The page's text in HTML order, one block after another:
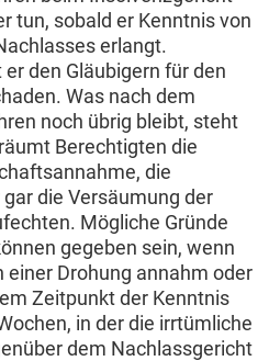
tun, sobald er Kenntnis von
erlangt.
den Gläubigern für den
Was nach dem
noch übrig bleibt, steht
Berechtigten die
die
die Versäumung der
Mögliche Gründe
gegeben sein, wenn
einer Drohung annahm oder
Zeitpunkt der Kenntnis
in der die irrtümliche
dem Nachlassgericht